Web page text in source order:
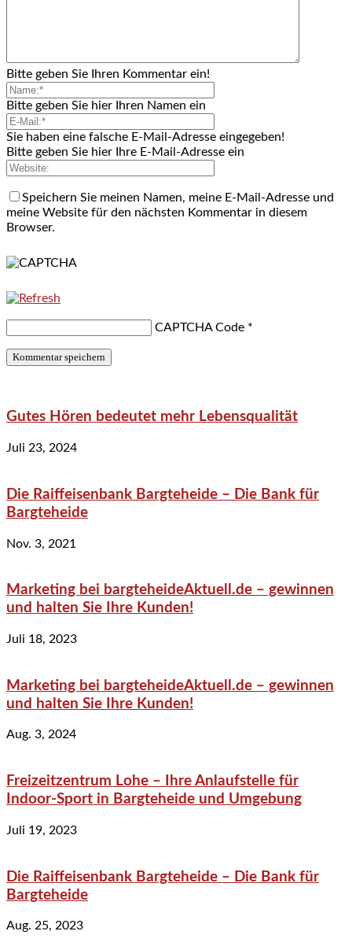
Bitte geben Sie Ihren Kommentar ein!
Bitte geben Sie hier Ihren Namen ein
Sie haben eine falsche E-Mail-Adresse eingegeben!
Bitte geben Sie hier Ihre E-Mail-Adresse ein
Speichern Sie meinen Namen, meine E-Mail-Adresse und
meine Website für den nächsten Kommentar in diesem
Browser.
CAPTCHA Code *
Gutes Hören bedeutet mehr Lebensqualität
Juli 23, 2024
Die Raiffeisenbank Bargteheide – Die Bank für
Bargteheide
Nov. 3, 2021
Marketing bei bargteheideAktuell.de – gewinnen
und halten Sie Ihre Kunden!
Juli 18, 2023
Marketing bei bargteheideAktuell.de – gewinnen
und halten Sie Ihre Kunden!
Aug. 3, 2024
Freizeitzentrum Lohe – Ihre Anlaufstelle für
Indoor-Sport in Bargteheide und Umgebung
Juli 19, 2023
Die Raiffeisenbank Bargteheide – Die Bank für
Bargteheide
Aug. 25, 2023